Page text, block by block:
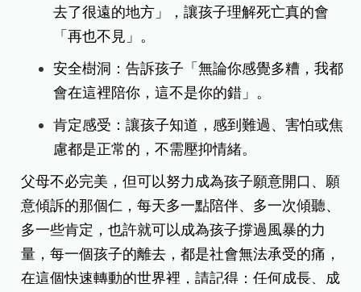
去了很遠的地方」，讓孩子理解死亡真的會
「再也不見」。
安全樹洞：告訴孩子「無論你感覺多糟，我都
會在這裡陪你，這不是你的錯」。
肯定感受：讓孩子知道，感到難過、害怕或焦
慮都是正常的，不需壓抑情緒。
父母不必完美，但可以努力成為孩子願意開口、願
意傾訴的那個仁，每天多一點陪伴、多一次傾聽、
多一些肯定，也許就可以成為孩子撐過風暴的力
量，每一個孩子的離去，都是社會無法承受的痛，
在這個快速轉動的世界裡，請記得：任何成長、成